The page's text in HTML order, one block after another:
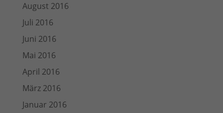
August 2016
Juli 2016
Juni 2016
Mai 2016
April 2016
März 2016
Januar 2016